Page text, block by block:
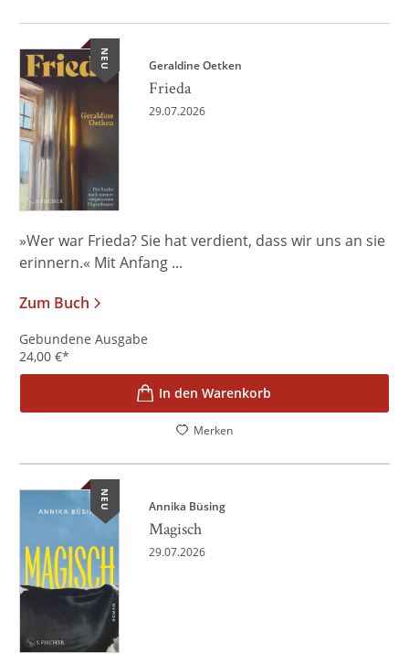
NEU Geraldine Oetken
Frieda
29.07.2026
»Wer war Frieda? Sie hat verdient, dass wir uns an sie
erinnern.« Mit Anfang ...
Zum Buch
Gebundene Ausgabe
24,00 €*
In den Warenkorb
Merken
NEU Annika Büsing
Magisch
29.07.2026